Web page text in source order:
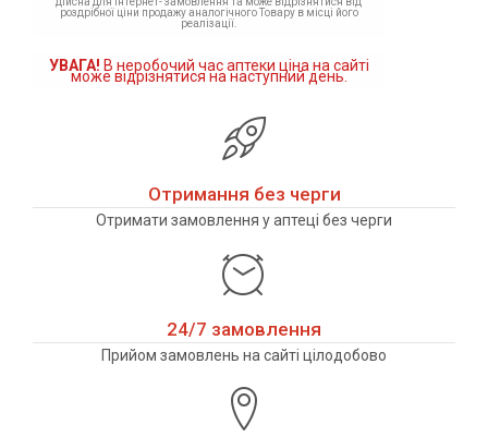
роздрібної ціни продажу аналогічного Товару в місці його
реалізації.
УВАГА! В неробочий час аптеки ціна на сайті
може відрізнятися на наступний день.
Отримання без черги
Отримати замовлення у аптеці без черги
24/7 замовлення
Прийом замовлень на сайті цілодобово